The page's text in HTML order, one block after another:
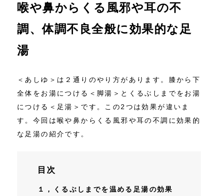
喉や鼻からくる風邪や耳の不
調、体調不良全般に効果的な足
湯
＜あしゆ＞は２通りのやり方があります。膝から下
全体をお湯につける＜脚湯＞とくるぶしまでをお湯
につける＜足湯＞です。この2つは効果が違いま
す。今回は喉や鼻からくる風邪や耳の不調に効果的
な足湯の紹介です。
目次
１，くるぶしまでを温める足湯の効果